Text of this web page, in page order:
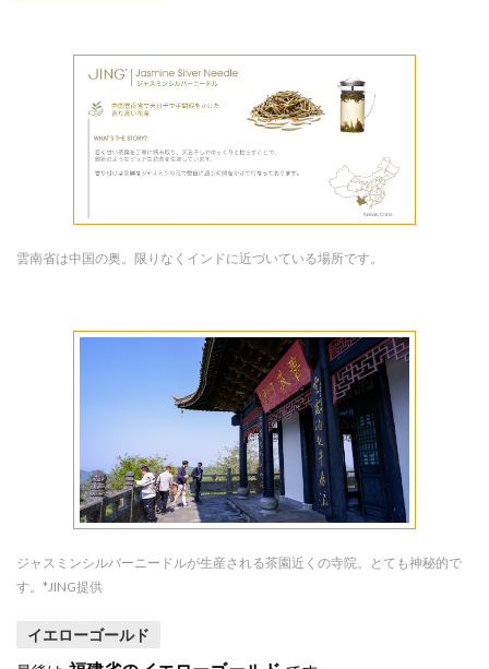
雲南省は中国の奥。限りなくインドに近づいている場所です。
ジャスミンシルバーニードルが生産される茶園近くの寺院。とても神秘的で
す。*JING提供
イエローゴールド